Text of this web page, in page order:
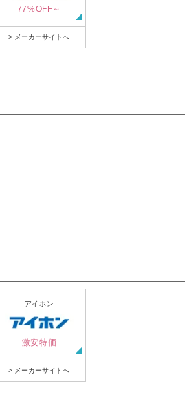
77%OFF～
> メーカーサイトへ
アイホン
激安特価
> メーカーサイトへ